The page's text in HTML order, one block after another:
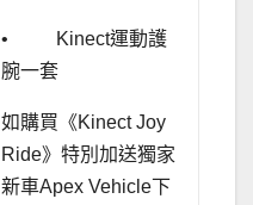
• Kinect運動護
腕一套
如購買《Kinect Joy
Ride》特別加送獨家
新車Apex Vehicle下